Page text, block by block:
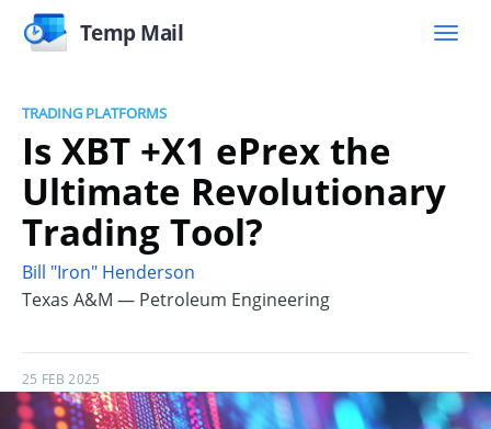
Temp Mail
TRADING PLATFORMS
Is XBT +X1 ePrex the
Ultimate Revolutionary
Trading Tool?
Bill "Iron" Henderson
Texas A&M — Petroleum Engineering
25 FEB 2025